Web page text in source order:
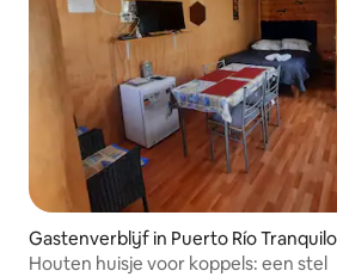
Gastenverblijf in Puerto Río Tranquilo
Houten huisje voor koppels: een stel